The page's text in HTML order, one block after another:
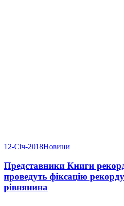
12-Січ-2018Новини
Представники Книги
проведуть фіксацію
рівнянина